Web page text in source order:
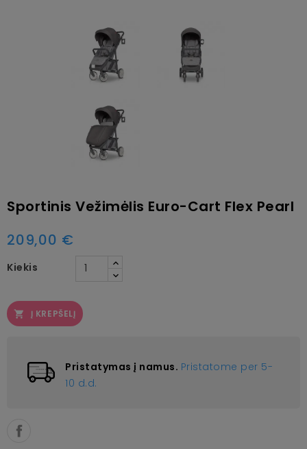
Sportinis Vežimėlis Euro-Cart Flex Pearl
209,00 €
Kiekis
 Į KREPŠELĮ
Pristatymas į namus. Pristatome per 5-
10 d.d.